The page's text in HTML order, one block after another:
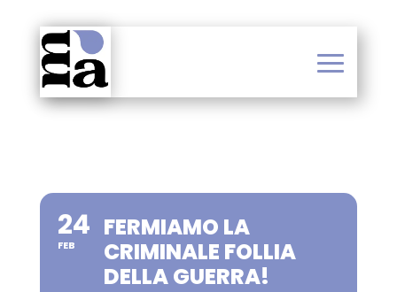
24
FEB
FERMIAMO LA
CRIMINALE FOLLIA
DELLA GUERRA!